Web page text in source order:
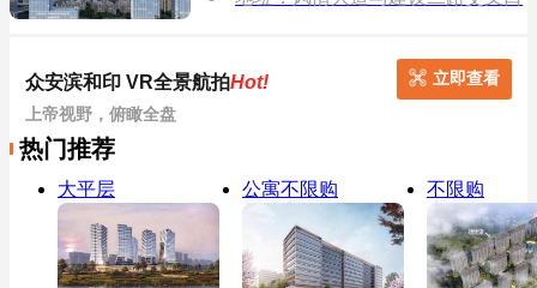
众安滨和印 VR全景航拍Hot!
上帝视野，俯瞰全盘
立即查看
热门推荐
大平层 公寓不限购 不限购